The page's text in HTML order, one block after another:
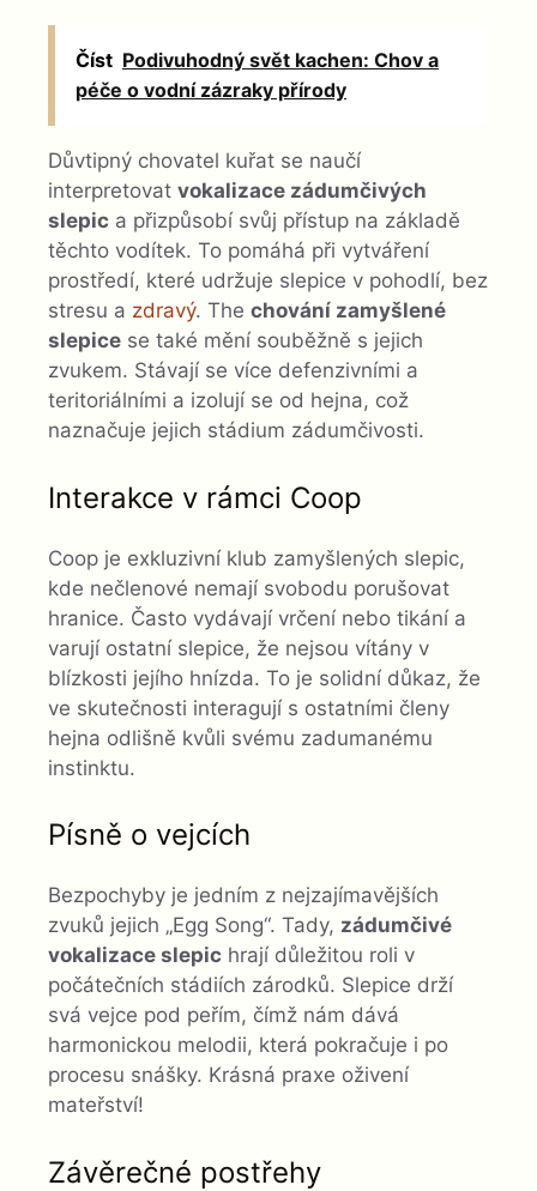
Číst Podivuhodný svět kachen: Chov a
péče o vodní zázraky přírody
Důvtipný chovatel kuřat se naučí
interpretovat vokalizace zádumčivých
slepic a přizpůsobí svůj přístup na základě
těchto vodítek. To pomáhá při vytváření
prostředí, které udržuje slepice v pohodlí, bez
stresu a zdravý. The chování zamyšlené
slepice se také mění souběžně s jejich
zvukem. Stávají se více defenzivními a
teritoriálními a izolují se od hejna, což
naznačuje jejich stádium zádumčivosti.
Interakce v rámci Coop
Coop je exkluzivní klub zamyšlených slepic,
kde nečlenové nemají svobodu porušovat
hranice. Často vydávají vrčení nebo tikání a
varují ostatní slepice, že nejsou vítány v
blízkosti jejího hnízda. To je solidní důkaz, že
ve skutečnosti interagují s ostatními členy
hejna odlišně kvůli svému zadumanému
instinktu.
Písně o vejcích
Bezpochyby je jedním z nejzajímavějších
zvuků jejich „Egg Song“. Tady, zádumčivé
vokalizace slepic hrají důležitou roli v
počátečních stádiích zárodků. Slepice drží
svá vejce pod peřím, čímž nám dává
harmonickou melodii, která pokračuje i po
procesu snášky. Krásná praxe oživení
mateřství!
Závěrečné postřehy